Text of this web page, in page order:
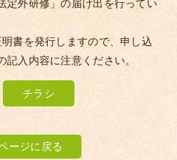
定外研修」の届け出を行ってい
行しますので、申し込
入内容に注意ください。
チラシ
ージに戻る